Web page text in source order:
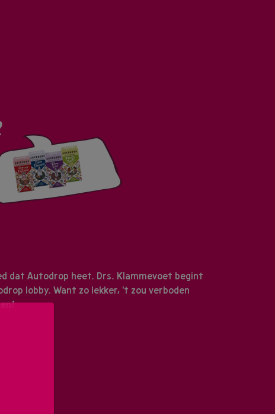
dat Autodrop heet. Drs. Klammevoet begint
lobby. Want zo lekker, 't zou verboden